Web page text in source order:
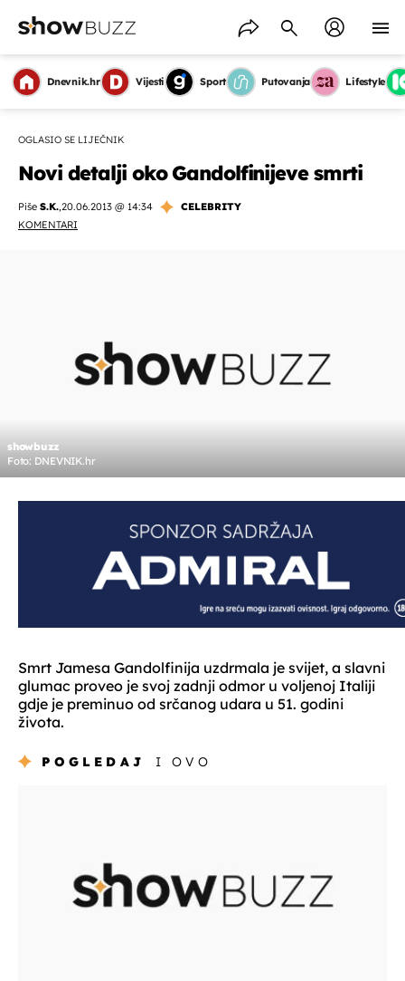
Dnevnik.hr Vijesti Sport Putovanja Lifestyle
OGLASIO SE LIJEČNIK
Novi detalji oko Gandolfinijeve smrti
Piše S.K.,20.06.2013 @ 14:34
CELEBRITY
KOMENTARI
showbuzz
Foto: DNEVNIK.hr
Smrt Jamesa Gandolfinija uzdrmala je svijet, a slavni
glumac proveo je svoj zadnji odmor u voljenoj Italiji
gdje je preminuo od srčanog udara u 51. godini
života.
POGLEDAJ I OVO
OMOGUĆI OBAVIJESTI